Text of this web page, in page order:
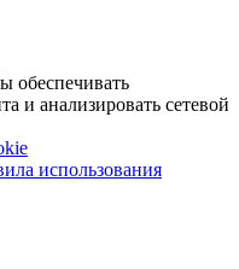
обеспечивать
и анализировать сетевой
использования